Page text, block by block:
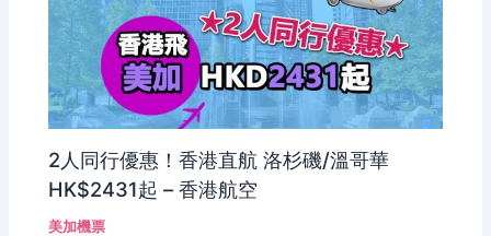
2人同行優惠！香港直航 洛杉磯/溫哥華
HK$2431起 – 香港航空
美加機票